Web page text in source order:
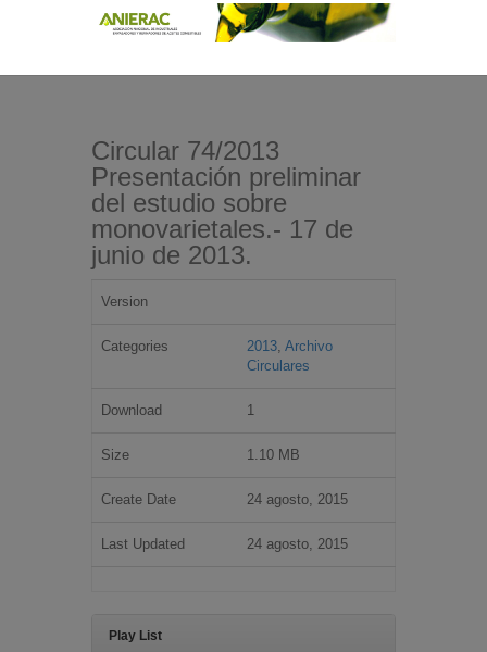
Circular 74/2013
Presentación preliminar
del estudio sobre
monovarietales.- 17 de
junio de 2013.
Version
Categories 2013, Archivo
Circulares
Download 1
Size 1.10 MB
Create Date 24 agosto, 2015
Last Updated 24 agosto, 2015
Play List